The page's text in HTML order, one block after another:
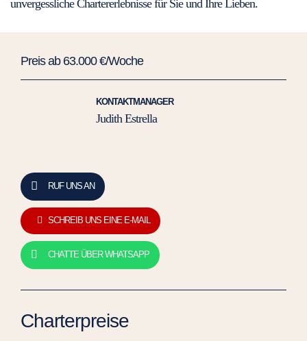
unvergessliche Chartererlebnisse für Sie und Ihre Lieben.
Preis ab 63.000 €/Woche
KONTAKTMANAGER
Judith Estrella
RUF UNS AN
SCHREIB UNS EINE E-MAIL
CHATTE ÜBER WHATSAPP
Charterpreise